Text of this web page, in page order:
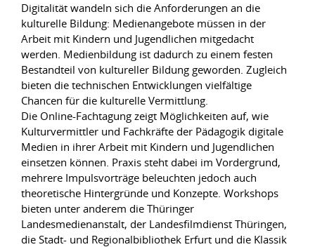
Digitalität wandeln sich die Anforderungen an die
kulturelle Bildung: Medienangebote müssen in der
Arbeit mit Kindern und Jugendlichen mitgedacht
werden. Medienbildung ist dadurch zu einem festen
Bestandteil von kultureller Bildung geworden. Zugleich
bieten die technischen Entwicklungen vielfältige
Chancen für die kulturelle Vermittlung.
Die Online-Fachtagung zeigt Möglichkeiten auf, wie
Kulturvermittler und Fachkräfte der Pädagogik digitale
Medien in ihrer Arbeit mit Kindern und Jugendlichen
einsetzen können. Praxis steht dabei im Vordergrund,
mehrere Impulsvorträge beleuchten jedoch auch
theoretische Hintergründe und Konzepte. Workshops
bieten unter anderem die Thüringer
Landesmedienanstalt, der Landesfilmdienst Thüringen,
die Stadt- und Regionalbibliothek Erfurt und die Klassik